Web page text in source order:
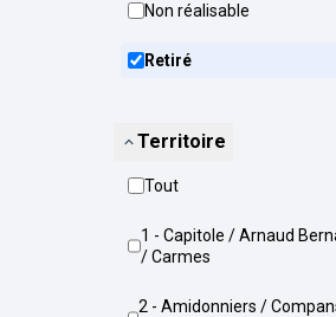
Non réalisable
Retiré
Territoire
Tout
1 - Capitole / Arnaud Bernard
/ Carmes
2 - Amidonniers / Compans-